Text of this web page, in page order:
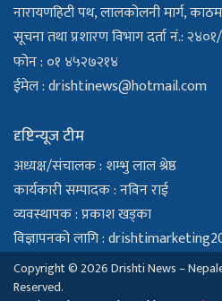
नारायणहिटी पथ, लालकोलनी मार्ग,
सूचना तथा प्रशारण विभाग दर्ता नं.:
फोन : ०१ ४५२७२१४
ईमेल :drishtinews@hotmail.com
दृष्टिन्यूज टीम
अध्यक्ष/संचालक : शम्भु लाल श्रेष्ठ
कार्यकारी सम्पादक : नविन राई
व्यवस्थापक : प्रकाश खड्का
विज्ञापनको लागि :
Copyright © 2026 Drishti News –
Reserved.